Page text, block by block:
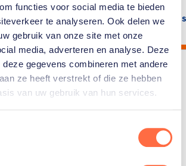
functies voor social media te bieden
te analyseren. Ook delen we
gebruik van onze site met onze
media, adverteren en analyse. Deze
deze gegevens combineren met andere
ze heeft verstrekt of die ze hebben
van uw gebruik van hun services.
artikel